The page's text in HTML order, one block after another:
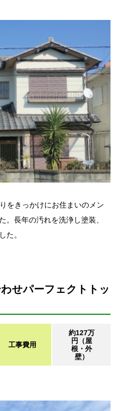
をきっかけにお住まいのメン
。長年の汚れを洗浄し塗装、
た。
せパーフェクトトッ
工事費用
約127万
円（屋
根・外
壁）